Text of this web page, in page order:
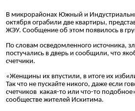
В микрорайонах Южный и
октября ограбили две квартиры,
ЖЭУ. Сообщение об этом появилось в
По словам осведомленного источника,
постучались в дверь и сообщили, что
счетчики.
«Женщины их впустили, в итоге их
Так что не пускайте никого, даже если
счетчиков какая-то или что-то
сообществе жителей Искитима.